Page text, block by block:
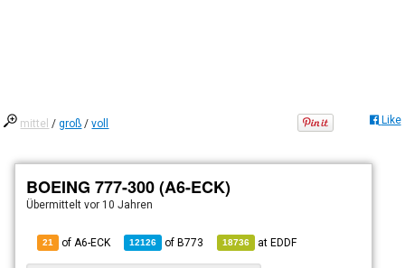
mittel /groß /voll Like
BOEING 777-300 (A6-ECK)
Übermitteltvor 10 Jahren
21 of A6-ECK 12126 ofB773 18736 atEDDF